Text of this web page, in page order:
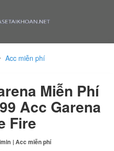
Acc miễn phí
Miễn Phí
Acc Garena
Fire
| Acc miễn phí